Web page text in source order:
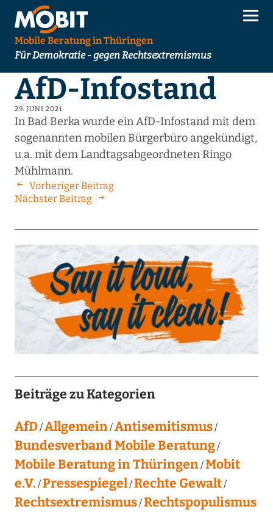
Mobile Beratung in Thüringen
Für Demokratie - gegen Rechtsextremismus
AfD-Infostand
29. JUNI 2021
In Bad Berka wurde ein AfD-Infostand mit dem
sogenannten mobilen Bürgerbüro angekündigt,
u.a. mit dem Landtagsabgeordneten Ringo
Mühlmann.
Vorheriger Beitrag
Nächster Beitrag
Beiträge zu Kategorien
AfD Allgemein Antisemitismus
Bundesverband Mobile Beratung
Mobile Beratung in Thüringen Mobit
e.V. Pressespiegel Rechte Gewalt
Rechtsextremismus Rechtspopulismus